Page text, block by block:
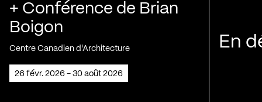
+ Conférence de Brian
Boigon
Centre Canadien d'Architecture
26 févr. 2026 - 30 août 2026
En